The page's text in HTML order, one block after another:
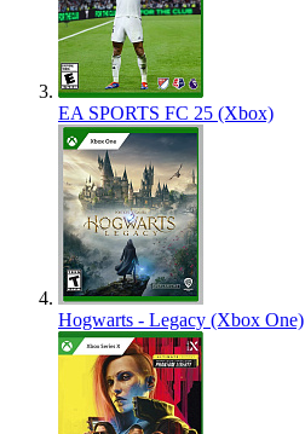
EA SPORTS FC 25 (Xbox)
Hogwarts - Legacy (Xbox One)